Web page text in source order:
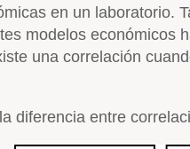
en un laboratorio.
modelos
una correlación
diferencia entre